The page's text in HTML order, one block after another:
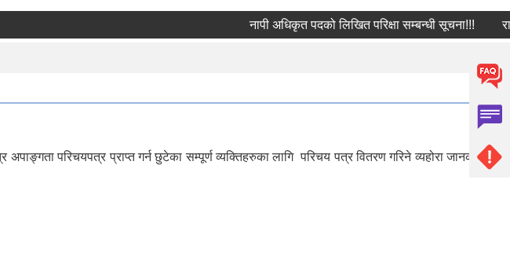
नापी अधिकृत पदको लिखित परिक्षा सम्बन्धी सूचना!!!
परिचयपत्र प्राप्त गर्न छुटेका सम्पूर्ण व्यक्तिहरुका लागि परिचय पत्र वितरण गरिने व्यहोरा जानकारी